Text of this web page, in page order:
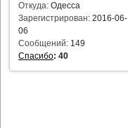
Откуда: Одесса
Зарегистрирован: 2016-06-
06
Сообщений: 149
Спасибо: 40